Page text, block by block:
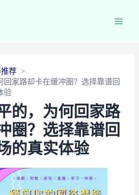
荐
回家路却卡在缓冲圈？选择靠谱回
验
的，为何回家路
圈？选择靠谱回
的真实体验